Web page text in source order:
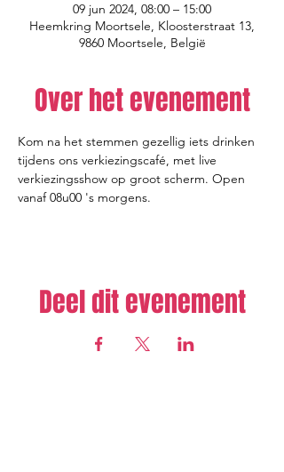
09 jun 2024, 08:00 – 15:00
Heemkring Moortsele, Kloosterstraat 13,
9860 Moortsele, België
Over het evenement
Kom na het stemmen gezellig iets drinken
tijdens ons verkiezingscafé, met live
verkiezingsshow op groot scherm. Open
vanaf 08u00 's morgens.
Deel dit evenement